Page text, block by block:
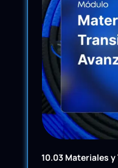
10.03 Materiales